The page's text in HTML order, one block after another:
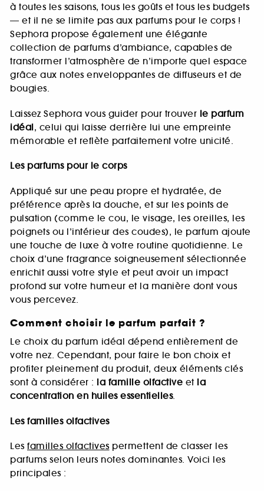
à toutes les saisons, tous les goûts et tous les budgets
— et il ne se limite pas aux parfums pour le corps !
Sephora propose également une élégante
collection de parfums d’ambiance, capables de
transformer l’atmosphère de n’importe quel espace
grâce aux notes enveloppantes de diffuseurs et de
bougies.
Laissez Sephora vous guider pour trouver le parfum
idéal, celui qui laisse derrière lui une empreinte
mémorable et reflète parfaitement votre unicité.
Les parfums pour le corps
Appliqué sur une peau propre et hydratée, de
préférence après la douche, et sur les points de
pulsation (comme le cou, le visage, les oreilles, les
poignets ou l’intérieur des coudes), le parfum ajoute
une touche de luxe à votre routine quotidienne. Le
choix d’une fragrance soigneusement sélectionnée
enrichit aussi votre style et peut avoir un impact
profond sur votre humeur et la manière dont vous
vous percevez.
Comment choisir le parfum parfait ?
Le choix du parfum idéal dépend entièrement de
votre nez. Cependant, pour faire le bon choix et
profiter pleinement du produit, deux éléments clés
sont à considérer : la famille olfactive et la
concentration en huiles essentielles.
Les familles olfactives
Les familles olfactives permettent de classer les
parfums selon leurs notes dominantes. Voici les
principales :